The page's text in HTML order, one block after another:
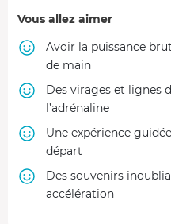
Vous allez aimer
Avoir la puissance
de main
Des virages et lignes
l’adrénaline
Une expérience
départ
Des souvenirs
accélération